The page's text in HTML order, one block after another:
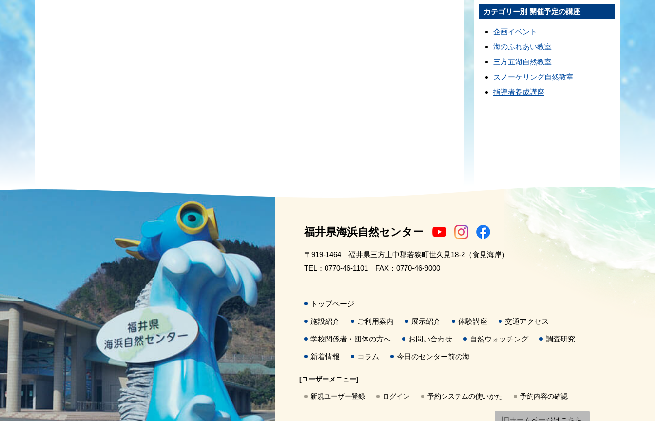
カテゴリー別 開催予定の講座
企画イベント
海のふれあい教室
三方五湖自然教室
スノーケリング自然教室
指導者養成講座
福井県海浜自然センター
〒919-1464 福井県三方上中郡若狭町世久見18-2（食見海岸）
TEL：0770-46-1101 FAX：0770-46-9000
トップページ
施設紹介 ご利用案内 展示紹介 体験講座 交通アクセス
学校関係者・団体の方へ お問い合わせ 自然ウォッチング 調査研究
新着情報 コラム 今日のセンター前の海
[ユーザーメニュー]
新規ユーザー登録 ログイン 予約システムの使いかた 予約内容の確認